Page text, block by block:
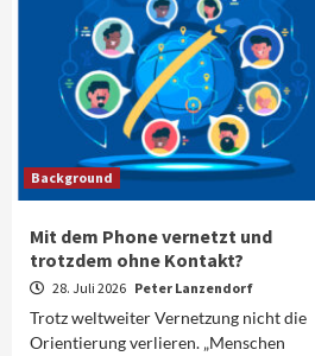
Background
Mit dem Phone vernetzt und
trotzdem ohne Kontakt?
28. Juli 2026 Peter Lanzendorf
Trotz weltweiter Vernetzung nicht die
Orientierung verlieren. „Menschen